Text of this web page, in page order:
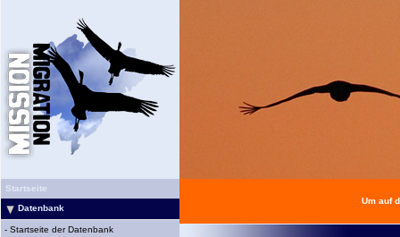
Startseite
Datenbank
- Startseite der Datenbank
Um auf